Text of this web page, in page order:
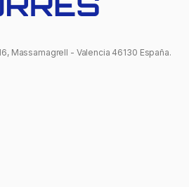
Massamagrell - Valencia 46130 España.